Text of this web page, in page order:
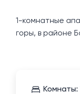
1-комнатные
горы, в районе
Комнаты: